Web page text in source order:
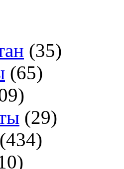
(35)
(65)
(29)
(434)